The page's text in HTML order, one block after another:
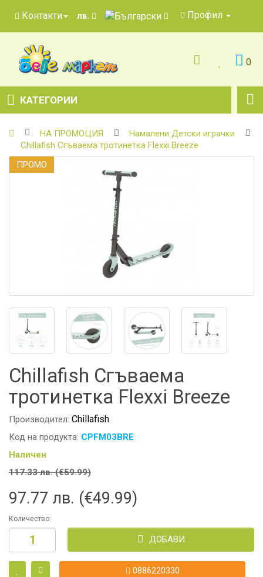
Контакти лв. Профил
0
КАТЕГОРИИ
НА ПРОМОЦИЯ
Намалени Детски играчки
Chillafish Сгъваема тротинетка Flexxi Breeze
ПРОМO
Chillafish Сгъваема
тротинетка Flexxi Breeze
Производител: Chillafish
Код на продукта: CPFM03BRE
Наличен
117.33 лв. (€59.99)
97.77 лв. (€49.99)
Количество:
ДОБАВИ
0886220330